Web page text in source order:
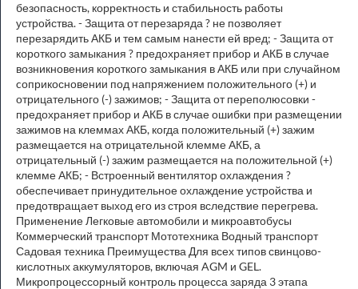
безопасность, корректность и стабильность работы
устройства. - Защита от перезаряда ? не позволяет
перезарядить АКБ и тем самым нанести ей вред; - Защита от
короткого замыкания ? предохраняет прибор и АКБ в случае
возникновения короткого замыкания в АКБ или при случайном
cоприкосновении под напряжением положительного (+) и
отрицательного (-) зажимов; - Защита от переполюсовки -
предохраняет прибор и АКБ в случае ошибки при размещении
зажимов на клеммах АКБ, когда положительный (+) зажим
размещается на отрицательной клемме АКБ, а
отрицательный (-) зажим размещается на положительной (+)
клемме АКБ; - Встроенный вентилятор охлаждения ?
обеспечивает принудительное охлаждение устройства и
предотвращает выход его из строя вследствие перегрева.
Применение Легковые автомобили и микроавтобусы
Коммерческий транспорт Мототехника Водный транспорт
Садовая техника Преимущества Для всех типов свинцово-
кислотных аккумуляторов, включая AGM и GEL.
Микропроцессорный контроль процесса заряда 3 этапа